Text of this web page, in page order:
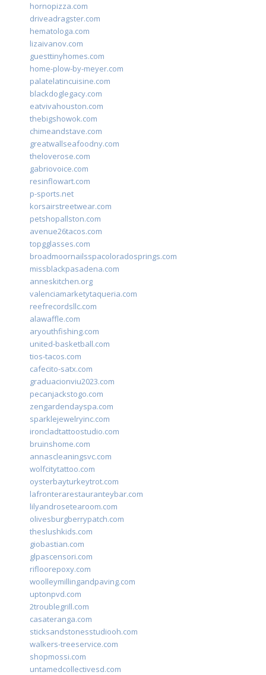
hornopizza.com
driveadragster.com
hematologa.com
lizaivanov.com
guesttinyhomes.com
home-plow-by-meyer.com
palatelatincuisine.com
blackdoglegacy.com
eatvivahouston.com
thebigshowok.com
chimeandstave.com
greatwallseafoodny.com
theloverose.com
gabriovoice.com
resinflowart.com
p-sports.net
korsairstreetwear.com
petshopallston.com
avenue26tacos.com
topgglasses.com
broadmoornailsspacoloradosprings.com
missblackpasadena.com
anneskitchen.org
valenciamarketytaqueria.com
reefrecordsllc.com
alawaffle.com
aryouthfishing.com
united-basketball.com
tios-tacos.com
cafecito-satx.com
graduacionviu2023.com
pecanjackstogo.com
zengardendayspa.com
sparklejewelryinc.com
ironcladtattoostudio.com
bruinshome.com
annascleaningsvc.com
wolfcitytattoo.com
oysterbayturkeytrot.com
lafronterarestauranteybar.com
lilyandrosetearoom.com
olivesburgberrypatch.com
theslushkids.com
giobastian.com
glpascensori.com
rifloorepoxy.com
woolleymillingandpaving.com
uptonpvd.com
2troublegrill.com
casateranga.com
sticksandstonesstudiooh.com
walkers-treeservice.com
shopmossi.com
untamedcollectivesd.com